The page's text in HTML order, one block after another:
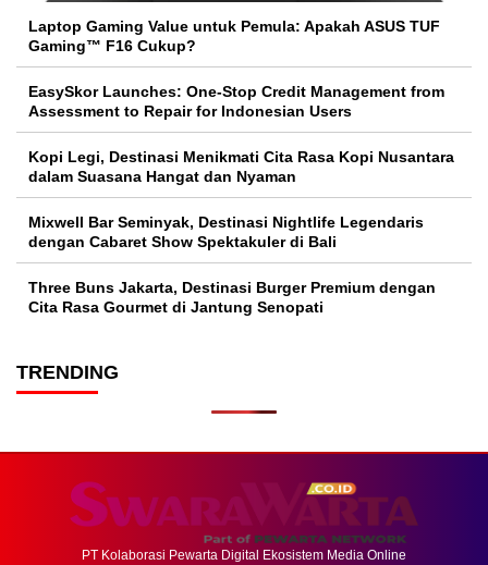
Laptop Gaming Value untuk Pemula: Apakah ASUS TUF
Gaming™ F16 Cukup?
EasySkor Launches: One-Stop Credit Management from
Assessment to Repair for Indonesian Users
Kopi Legi, Destinasi Menikmati Cita Rasa Kopi Nusantara
dalam Suasana Hangat dan Nyaman
Mixwell Bar Seminyak, Destinasi Nightlife Legendaris
dengan Cabaret Show Spektakuler di Bali
Three Buns Jakarta, Destinasi Burger Premium dengan
Cita Rasa Gourmet di Jantung Senopati
TRENDING
PT Kolaborasi Pewarta Digital Ekosistem Media Online